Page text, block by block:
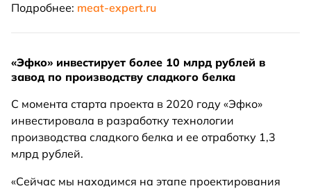
Подробнее: meat-expert.ru
«Эфко» инвестирует более 10 млрд рублей в
завод по производству сладкого белка
С момента старта проекта в 2020 году «Эфко»
инвестировала в разработку технологии
производства сладкого белка и ее отработку 1,3
млрд рублей.
«Сейчас мы находимся на этапе проектирования